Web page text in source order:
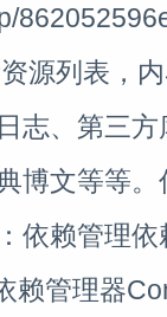
源列表，
志、第三
博文等等
依赖管理
赖管理器